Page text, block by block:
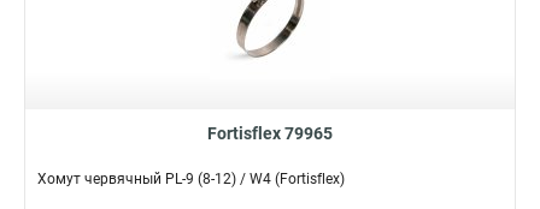
Fortisflex 79965
Хомут червячный PL-9 (8-12) / W4 (Fortisflex)